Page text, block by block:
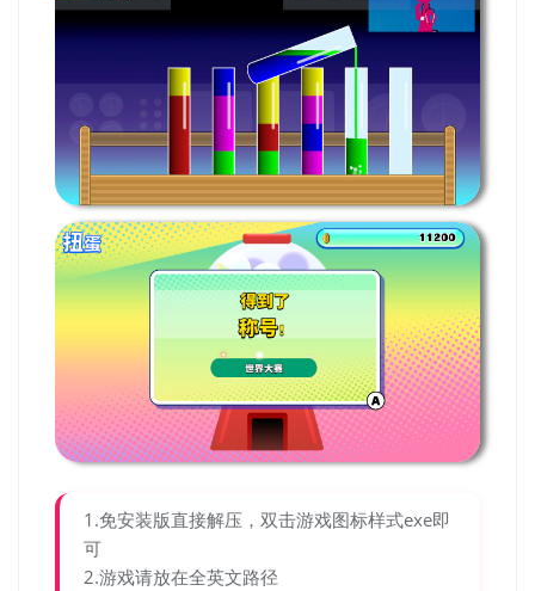
1.免安装版直接解压，双击游戏图标样式exe即
可
2.游戏请放在全英文路径